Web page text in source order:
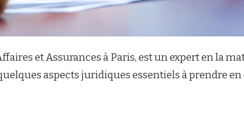
et Assurances à Paris, est un expert en la
aspects juridiques essentiels à prendre